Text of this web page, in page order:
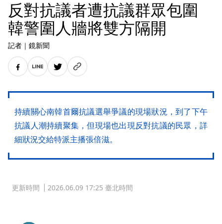
反對抗議者遭抗議群眾包圍
韓警圍人牆將雙方隔開
記者 ｜ 鏡新聞
持續關心南韓首爾抗議選舉爭議的現場狀況，到了下午
抗議人潮持續聚集，但現場也出現反對抗議的民眾，詳
細狀況交給特派主播張倍滋。
更新時間 2026.06.09 17:25 臺北時間